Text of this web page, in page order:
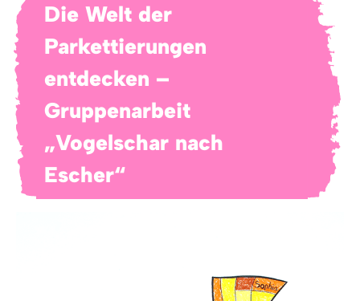
Die Welt der
Parkettierungen
entdecken –
Gruppenarbeit
„Vogelschar nach
Escher“